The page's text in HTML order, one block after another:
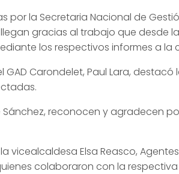
por la Secretaria Nacional de
gracias al trabajo que desde
los respectivos informes a
GAD Carondelet, Paul Lara,
reconocen y agradecen
vicealcaldesa Elsa Reasco,
colaboraron con la